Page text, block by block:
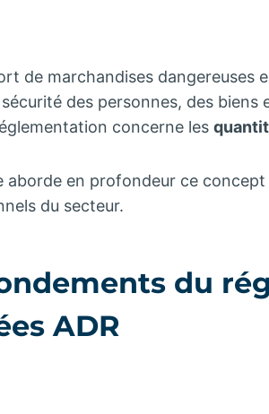
de marchandises dangereuses
des personnes, des biens
concerne les
aborde en profondeur ce
du secteur.
du
ADR